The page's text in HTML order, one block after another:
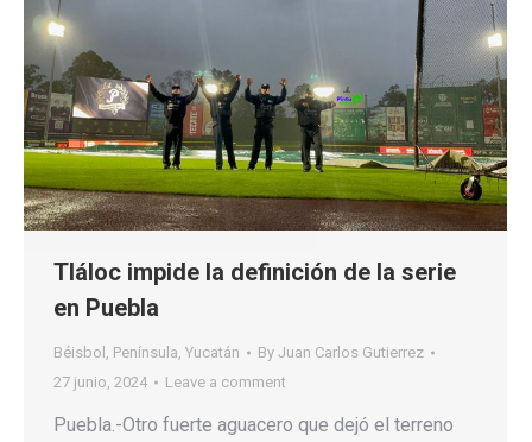
Tláloc impide la definición de la serie
en Puebla
Béisbol , Península, Yucatán By Juan Carlos Gutierrez
27 junio, 2024
Leave a comment
Puebla.-Otro fuerte aguacero que dejó el terreno